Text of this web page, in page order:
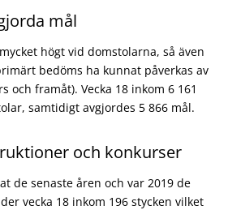
mål
högt vid domstolarna, så även
bedöms ha kunnat påverkas av
och framåt). Vecka 18 inkom 6 161
samtidigt avgjordes 5 866 mål.
och konkurser
de senaste åren och var 2019 de
vecka 18 inkom 196 stycken vilket